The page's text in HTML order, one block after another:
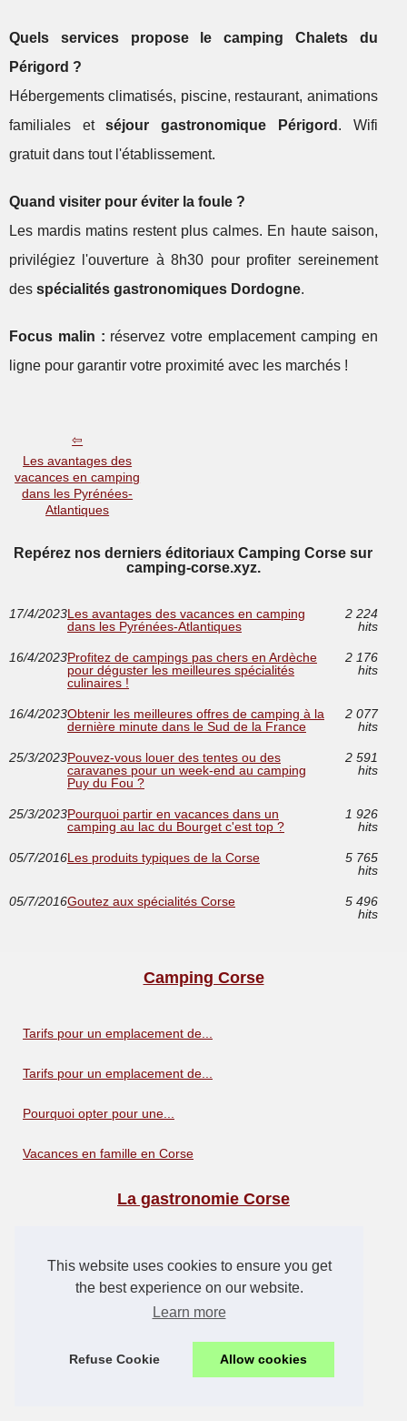
This website uses cookies to ensure you get
the best experience on our website.
Learn more
Refuse Cookie Allow cookies
Quels services propose le camping Chalets du
Périgord ?
Hébergements climatisés, piscine, restaurant, animations
familiales etséjour gastronomique Périgord . Wifi
gratuit dans tout l'établissement.
Quand visiter pour éviter la foule ?
Les mardis matins restent plus calmes. En haute saison,
privilégiez l'ouverture à 8h30 pour profiter sereinement
des spécialités gastronomiques Dordogne.
Focus malin : réservez votre emplacement camping en
ligne pour garantir votre proximité avec les marchés !
Les avantages des
vacances en camping
dans les Pyrénées-
Atlantiques
Repérez nos derniers éditoriaux Camping Corse sur
camping-corse.xyz.
17/4/2023Les avantages des vacances en camping
dans les Pyrénées-Atlantiques
2 224
hits
16/4/2023Profitez de campings pas chers en Ardèche
pour déguster les meilleures spécialités
culinaires !
2 176
hits
16/4/2023Obtenir les meilleures offres de camping à la
dernière minute dans le Sud de la France
2 077
hits
25/3/2023Pouvez-vous louer des tentes ou des
caravanes pour un week-end au camping
Puy du Fou ?
2 591
hits
25/3/2023Pourquoi partir en vacances dans un
camping au lac du Bourget c'est top ?
1 926
hits
05/7/2016Les produits typiques de la Corse
5 765
hits
05/7/2016Goutez aux spécialités Corse
5 496
hits
Camping Corse
Tarifs pour un emplacement de...
Tarifs pour un emplacement de...
Pourquoi opter pour une...
Vacances en famille en Corse
La gastronomie Corse
Profitez de campings pas...
Obtenir les meilleures offres...